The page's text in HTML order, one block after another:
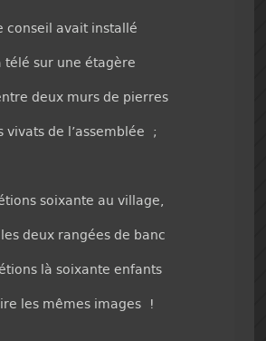
conseil avait installé
télé sur une étagère
deux murs de pierres
vivats de l’assemblée ;
soixante au village,
deux rangées de banc
là soixante enfants
les mêmes images !